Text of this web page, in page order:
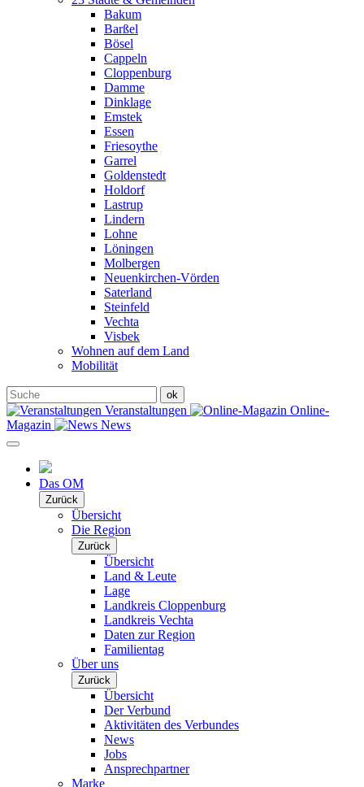
Bakum
Barßel
Bösel
Cappeln
Cloppenburg
Damme
Dinklage
Emstek
Essen
Friesoythe
Garrel
Goldenstedt
Holdorf
Lastrup
Lindern
Lohne
Löningen
Molbergen
Neuenkirchen-Vörden
Saterland
Steinfeld
Vechta
Visbek
Wohnen auf dem Land
Mobilität
Veranstaltungen
Online-
Magazin
News
Das OM
Zurück
Übersicht
Die Region
Zurück
Übersicht
Land & Leute
Lage
Landkreis Cloppenburg
Landkreis Vechta
Daten zur Region
Familientag
Über uns
Zurück
Übersicht
Der Verbund
Aktivitäten des Verbundes
News
Jobs
Ansprechpartner
Marke